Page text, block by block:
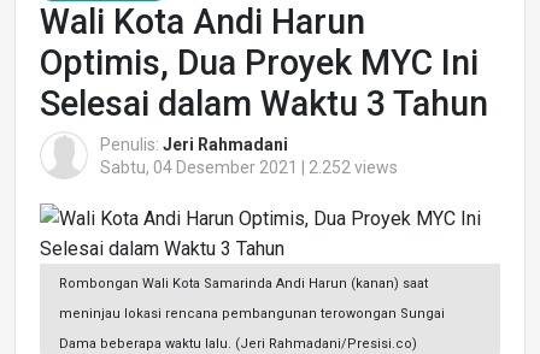
Wali Kota Andi Harun
Optimis, Dua Proyek MYC Ini
Selesai dalam Waktu 3 Tahun
Penulis: Jeri Rahmadani
Sabtu, 04 Desember 2021 | 2.252 views
Rombongan Wali Kota Samarinda Andi Harun (kanan) saat
meninjau lokasi rencana pembangunan terowongan Sungai
Dama beberapa waktu lalu. (Jeri Rahmadani/Presisi.co)